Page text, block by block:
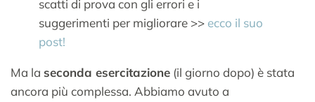
scatti di prova con gli errori e i
suggerimenti per migliorare >> ecco il suo
post!
Ma la seconda esercitazione (il giorno dopo) è stata
ancora più complessa. Abbiamo avuto a